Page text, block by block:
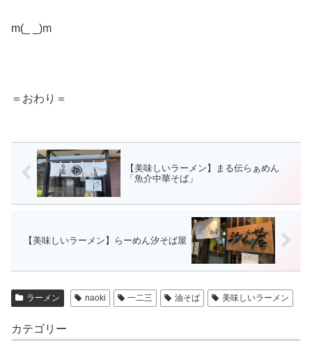
m(_ _)m
＝おわり＝
【美味しいラーメン】まる伝らぁめん
「魚介中華そば」
【美味しいラーメン】らーめん汐そば屋
ラーメン naoki 一二三 油そば 美味しいラーメン
カテゴリー